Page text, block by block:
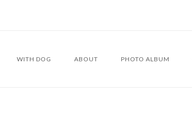
WITH DOG ABOUT PHOTO ALBUM